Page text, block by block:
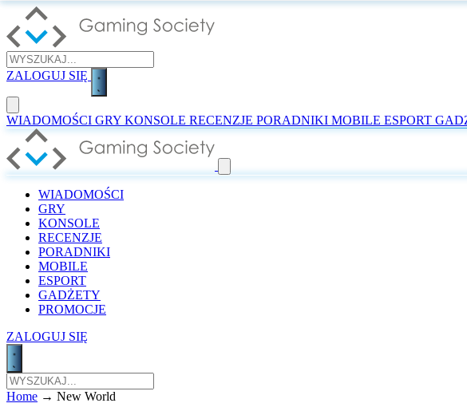
ZALOGUJ SIĘ
WIADOMOŚCI GRY KONSOLE RECENZJE PORADNIKI MOBILE ESPORT
WIADOMOŚCI
GRY
KONSOLE
RECENZJE
PORADNIKI
MOBILE
ESPORT
GADŻETY
PROMOCJE
ZALOGUJ SIĘ
Home → New World